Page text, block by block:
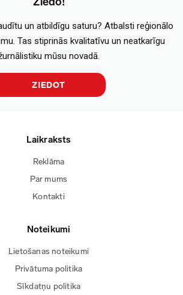
un atbildīgu saturu? Atbalsti reģionālo
Tas stiprinās kvalitatīvu un neatkarīgu
mūsu novadā.
ZIEDOT
Laikraksts
Reklāma
Par mums
Kontakti
Noteikumi
Lietošanas noteikumi
Privātuma politika
Sīkdatņu politika